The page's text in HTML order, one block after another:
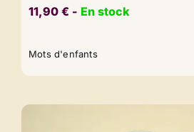
11,90 € ​​ - En stock
Mots d'enfants